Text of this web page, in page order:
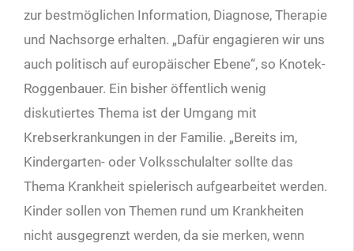
zur bestmöglichen Information, Diagnose, Therapie
und Nachsorge erhalten. „Dafür engagieren wir uns
auch politisch auf europäischer Ebene“, so Knotek-
Roggenbauer. Ein bisher öffentlich wenig
diskutiertes Thema ist der Umgang mit
Krebserkrankungen in der Familie. „Bereits im,
Kindergarten- oder Volksschulalter sollte das
Thema Krankheit spielerisch aufgearbeitet werden.
Kinder sollen von Themen rund um Krankheiten
nicht ausgegrenzt werden, da sie merken, wenn